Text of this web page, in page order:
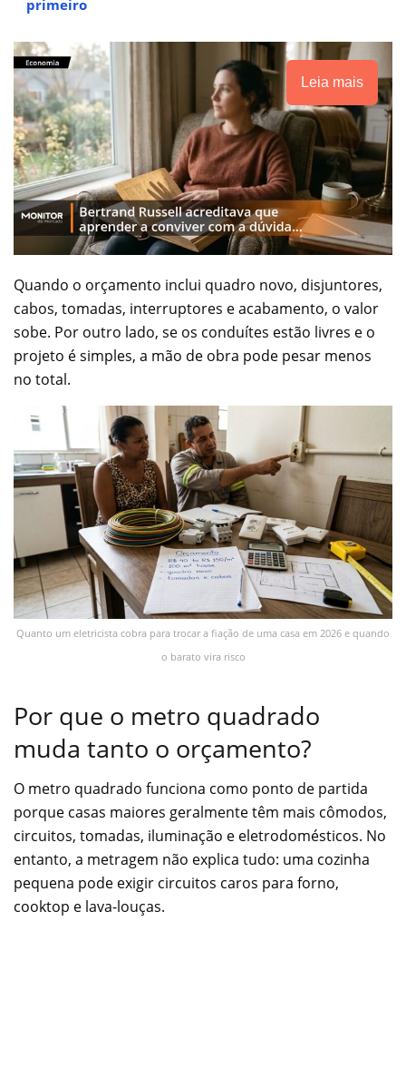
primeiro
Leia mais
Quando o orçamento inclui quadro novo, disjuntores,
cabos, tomadas, interruptores e acabamento, o valor
sobe. Por outro lado, se os conduítes estão livres e o
projeto é simples, a mão de obra pode pesar menos
no total.
Quanto um eletricista cobra para trocar a fiação de uma casa em 2026 e quando
o barato vira risco
Por que o metro quadrado
muda tanto o orçamento?
O metro quadrado funciona como ponto de partida
porque casas maiores geralmente têm mais cômodos,
circuitos, tomadas, iluminação e eletrodomésticos. No
entanto, a metragem não explica tudo: uma cozinha
pequena pode exigir circuitos caros para forno,
cooktop e lava-louças.